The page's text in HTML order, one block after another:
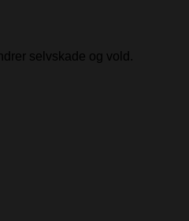
selvskade og vold.